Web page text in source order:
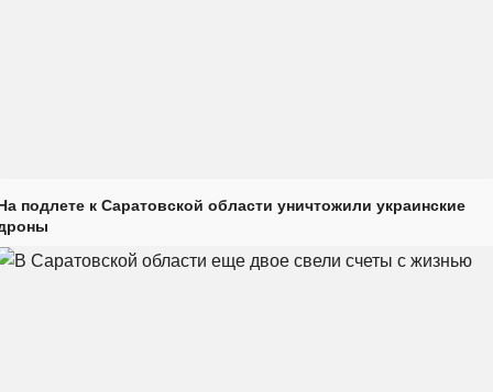
подлете к Саратовской области уничтожили украинские